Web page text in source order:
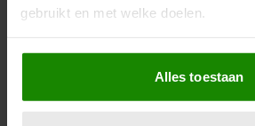
gebruikt en met welke doelen.
Als u het toestaat, willen we ook
Informatie verzamelen over
locatie, die tot een paar meter
Alles toestaan